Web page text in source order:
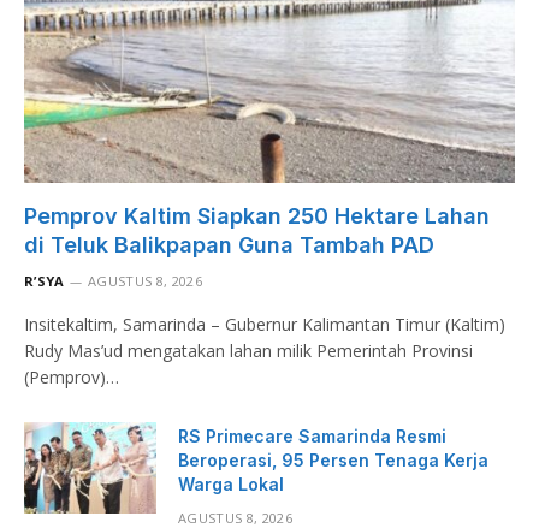
Pemprov Kaltim Siapkan 250 Hektare Lahan
di Teluk Balikpapan Guna Tambah PAD
R’SYA AGUSTUS 8, 2026
Insitekaltim, Samarinda – Gubernur Kalimantan Timur (Kaltim)
Rudy Mas’ud mengatakan lahan milik Pemerintah Provinsi
(Pemprov)…
RS Primecare Samarinda Resmi
Beroperasi, 95 Persen Tenaga Kerja
Warga Lokal
AGUSTUS 8, 2026